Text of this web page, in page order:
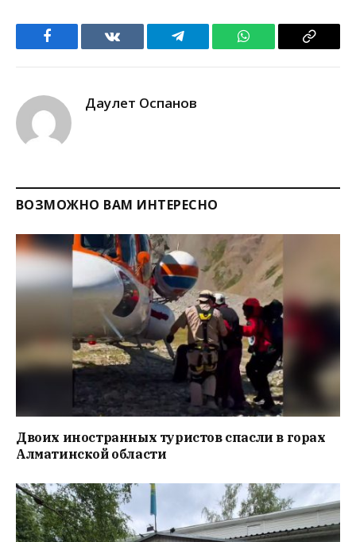
Facebook VKontakteTelegram WhatsApp Copy
Даулет Оспанов
ВОЗМОЖНО ВАМ ИНТЕРЕСНО
Двоих иностранных туристов спасли в горах
Алматинской области